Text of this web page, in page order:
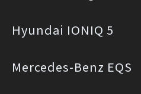
Hyundai IONIQ 5
Mercedes-Benz EQS